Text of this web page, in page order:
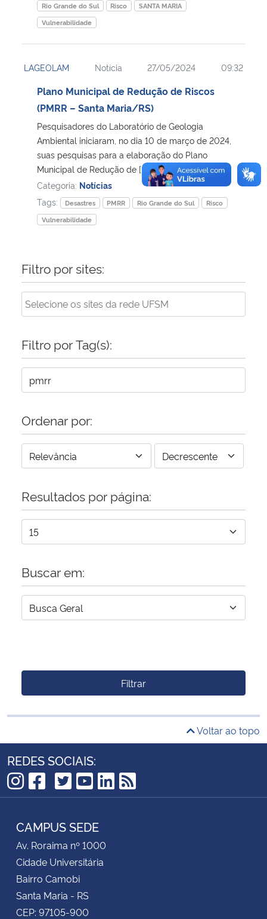
Rio Grande do Sul Risco
SANTA MARIA
Vulnerabilidade
LAGEOLAM Notícia 27/05/2024 09:32
Plano Municipal de Redução de Riscos
(PMRR – Santa Maria/RS)
Pesquisadores do Laboratório de Geologia
Ambiental iniciaram, no dia 10 de março de 2024,
suas pesquisas para a elaboração do Plano
Municipal de Redução de […]
Categoria: Notícias
Tags:
Desastres PMRR Rio Grande do Sul
Risco
Vulnerabilidade
Filtro por sites:
Filtro por Tag(s):
Ordenar por:
Resultados por página:
Buscar em:
Filtrar
Voltar ao topo
REDES SOCIAIS:
Instagram
Facebook
TikTok
Twitter
YouTube
LinkedIn
RSS
CAMPUS SEDE
Av. Roraima nº 1000
Cidade Universitária
Bairro Camobi
Santa Maria - RS
CEP: 97105-900